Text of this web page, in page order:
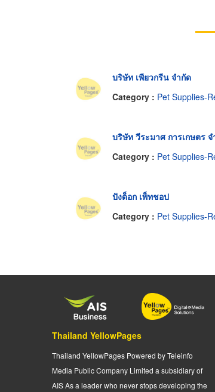
บริษัท เพียวกรีน จำกัด
Category : Pet Supplies-
บริษัท วีระมาศ การเกษตร จ
Category : Pet Supplies-
ปังด็อก เพ็ทชอป
Category : Pet Supplies-
Thailand YellowPages
Thailand YellowPages Powered by Teleinfo
Media Public Company Limited a subsidiary of
AIS As a leader who never stops developing the